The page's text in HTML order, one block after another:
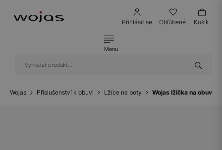
Přihlásit se Obľúbené Košík
Menu
Wojas Příslušenství k obuvi Lžíce na boty Wojas lžička na obuv